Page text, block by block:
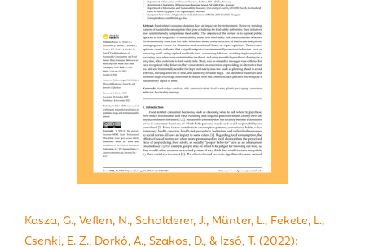
Kasza, G., Veflen, N., Scholderer, J., Münter, L., Fekete, L.,
Csenki, E. Z., Dorkó, A., Szakos, D., & Izsó, T. (2022):